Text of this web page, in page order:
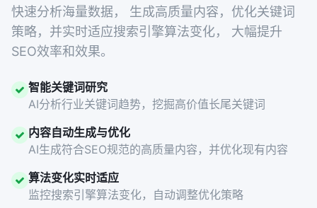
快速分析海量数据， 生成高质量内容，优化关键词
策略，并实时适应搜索引擎算法变化， 大幅提升
SEO效率和效果。
智能关键词研究
AI分析行业关键词趋势，挖掘高价值长尾关键词
内容自动生成与优化
AI生成符合SEO规范的高质量内容，并优化现有内容
算法变化实时适应
监控搜索引擎算法变化，自动调整优化策略